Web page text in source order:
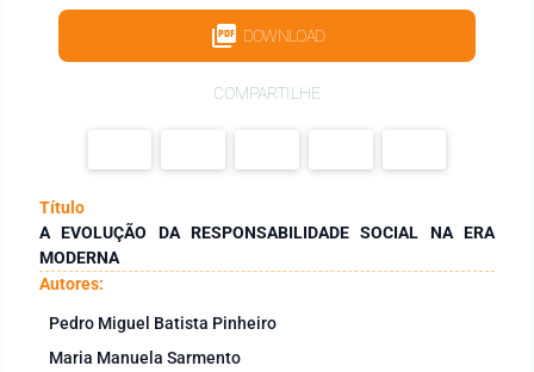
DOWNLOAD
COMPARTILHE
Título
A EVOLUÇÃO DA RESPONSABILIDADE SOCIAL NA ERA
MODERNA
Autores:
Pedro Miguel Batista Pinheiro
Maria Manuela Sarmento